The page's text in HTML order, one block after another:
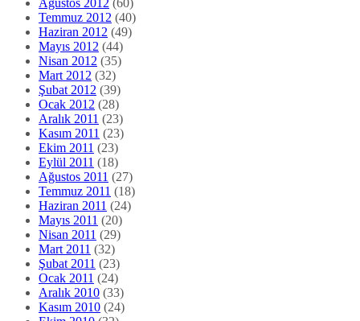
Temmuz 2012 (40)
Haziran 2012 (49)
Mayıs 2012 (44)
Nisan 2012 (35)
Mart 2012 (32)
Şubat 2012 (39)
Ocak 2012 (28)
Aralık 2011 (23)
Kasım 2011 (23)
Ekim 2011 (23)
Eylül 2011 (18)
Ağustos 2011 (27)
Temmuz 2011 (18)
Haziran 2011 (24)
Mayıs 2011 (20)
Nisan 2011 (29)
Mart 2011 (32)
Şubat 2011 (23)
Ocak 2011 (24)
Aralık 2010 (33)
Kasım 2010 (24)